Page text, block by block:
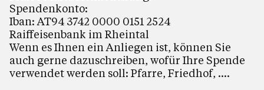
Spendenkonto:
Iban: AT94 3742 0000 0151 2524
Raiffeisenbank im Rheintal
Wenn es Ihnen ein Anliegen ist, können Sie
auch gerne dazuschreiben, wofür Ihre Spende
verwendet werden soll: Pfarre, Friedhof, ....